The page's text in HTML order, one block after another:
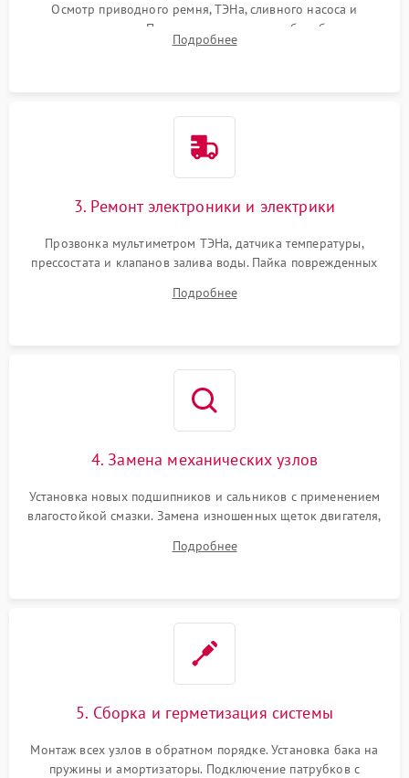
Осмотр приводного ремня, ТЭНа, сливного насоса и
амортизаторов. Проверка подшипников барабана и
крестовины на износ, а манжеты люка на разрывы.
Подробнее
3. Ремонт электроники и электрики
Прозвонка мультиметром ТЭНа, датчика температуры,
прессостата и клапанов залива воды. Пайка поврежденных
Восстановление целостности проводки и контактов.
Подробнее
4. Замена механических узлов
Установка новых подшипников и сальников с применением
влагостойкой смазки. Замена изношенных щеток двигателя,
или поврежденной резиновой манжеты.
Подробнее
5. Сборка и герметизация системы
Монтаж всех узлов в обратном порядке. Установка бака на
пружины и амортизаторы. Подключение патрубков с